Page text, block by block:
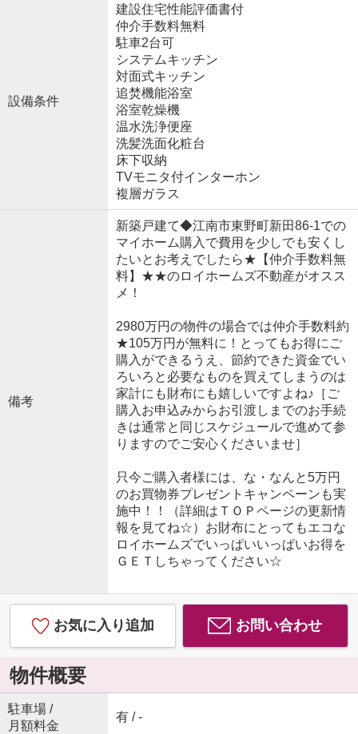
設備条件
建設住宅性能評価書付
仲介手数料無料
駐車2台可
システムキッチン
対面式キッチン
追焚機能浴室
浴室乾燥機
温水洗浄便座
洗髪洗面化粧台
床下収納
TVモニタ付インターホン
複層ガラス
備考
新築戸建て◆江南市東野町新田86-1での
マイホーム購入で費用を少しでも安くし
たいとお考えでしたら★【仲介手数料無
料】★★のロイホームズ不動産がオスス
メ！
2980万円の物件の場合では仲介手数料約
★105万円が無料に！とってもお得にご
購入ができるうえ、節約できた資金でい
ろいろと必要なものを買えてしまうのは
家計にも財布にも嬉しいですよね♪［ご
購入お申込みからお引渡しまでのお手続
きは通常と同じスケジュールで進めて参
りますのでご安心くださいませ］
只今ご購入者様には、な・なんと5万円
のお買物券プレゼントキャンペーンも実
施中！！（詳細はＴＯＰページの更新情
報を見てね☆）お財布にとってもエコな
ロイホームズでいっぱいいっぱいお得を
ＧＥＴしちゃってください☆
お気に入り追加 お問い合わせ
物件概要
駐車場 /
月額料金
有 / -